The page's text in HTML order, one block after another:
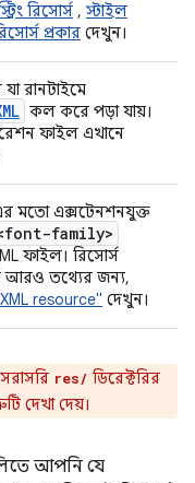
রিসোর্স ,স্টাইল
প্রকার দেখুন।
রানটাইমে
কল করে পড়া যায়।
ফাইল এখানে
মতো এক্সটেনশনযুক্ত
family>
ফাইল। রিসোর্স
আরও তথ্যের জন্য,
resource" দেখুন।
res/ ডিরেক্টরির
দেখা দেয়।
আপনি যে